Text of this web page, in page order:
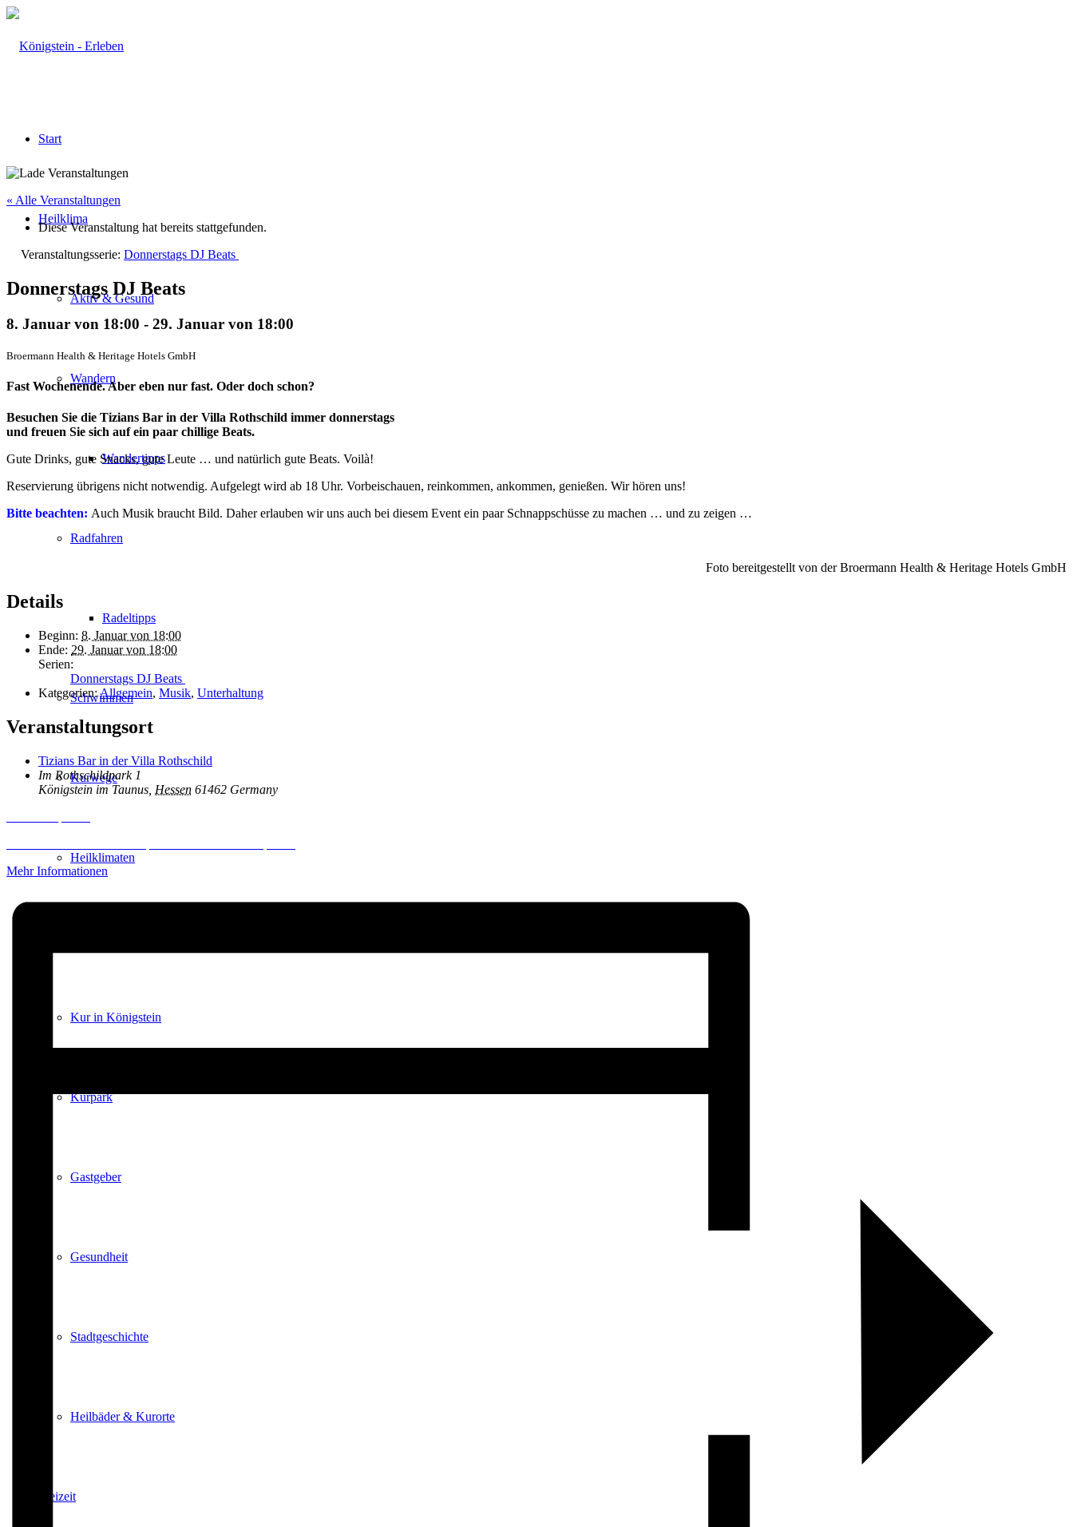
Start
Heilklima
Aktiv & Gesund
Wandern
Wandertipps
Radfahren
Radeltipps
Schwimmen
Kurwege
Heilklimaten
Kur in Königstein
Kurpark
Gastgeber
Gesundheit
Stadtgeschichte
Heilbäder & Kurorte
Freizeit
« Alle Veranstaltungen
Diese Veranstaltung hat bereits stattgefunden.
Veranstaltungsserie: Donnerstags DJ Beats
Donnerstags DJ Beats
8. Januar von 18:00 - 29. Januar von 18:00
Broermann Health & Heritage Hotels GmbH
Fast Wochenende. Aber eben nur fast. Oder doch schon?
Besuchen Sie die Tizians Bar in der Villa Rothschild immer donnerstags
und freuen Sie sich auf ein paar chillige Beats.
Gute Drinks, gute Snacks, gute Leute … und natürlich gute Beats. Voilà!
Reservierung übrigens nicht notwendig. Aufgelegt wird ab 18 Uhr. Vorbeischauen, reinkommen, ankommen, genießen. Wir hören uns!
Bitte beachten: Auch Musik braucht Bild. Daher erlauben wir uns auch bei diesem Event ein paar Schnappschüsse zu machen … und zu zeigen …
Foto bereitgestellt von der Broermann Health & Heritage Hotels GmbH
Details
Beginn: 8. Januar von 18:00
Ende: 29. Januar von 18:00
Serien:
Donnerstags DJ Beats
Kategorien:Allgemein, Musik, Unterhaltung
Veranstaltungsort
Tizians Bar in der Villa Rothschild
Im Rothschildpark 1
Königstein im Taunus Hessen 61462 Germany
Mehr Informationen